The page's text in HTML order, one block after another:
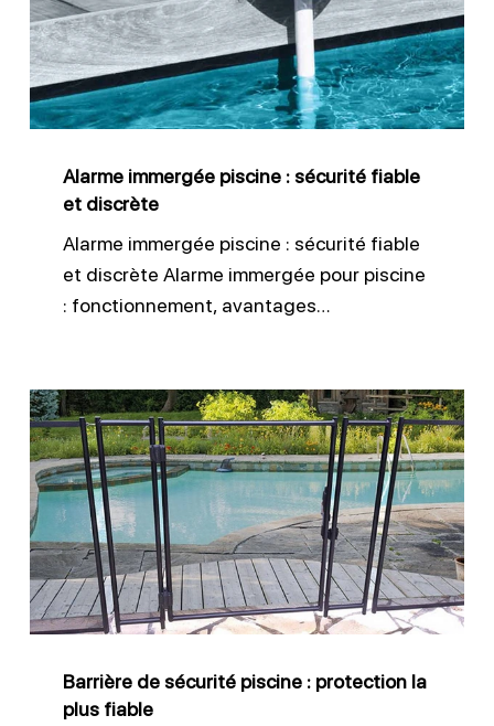
sécurité
fiable
et
Alarme immergée piscine : sécurité fiable
et discrète
Alarme immergée piscine : sécurité fiable
et discrète Alarme immergée pour piscine
: fonctionnement, avantages…
Barrière
de
sécurité
piscine
:
protection
la
fiable
Barrière de sécurité piscine : protection la
plus fiable